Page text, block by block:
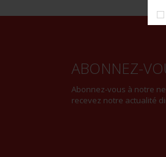
ABONNEZ-
Abonnez-vous à notre
recevez notre actualité